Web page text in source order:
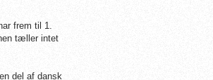
frem til 1.
tæller intet
del af dansk